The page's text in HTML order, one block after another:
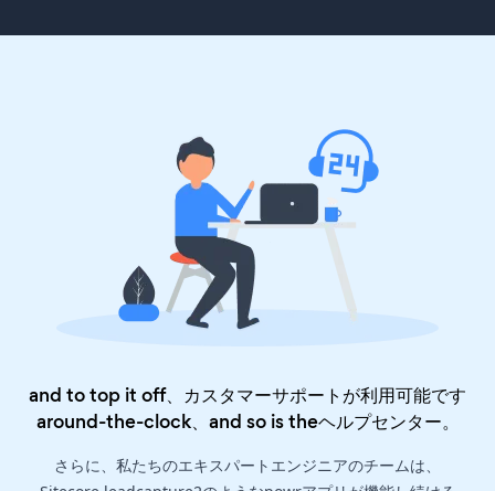
and to top it off、カスタマーサポートが利用可能です
around-the-clock、and so is theヘルプセンター。
さらに、私たちのエキスパートエンジニアのチームは、